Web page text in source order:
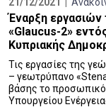
Έναρξη εργασιών
«Glaucus-2»
Κυπριακής
Τις εργασίες της
– γεωτρύπανο
βάσης το
Υπουργείου